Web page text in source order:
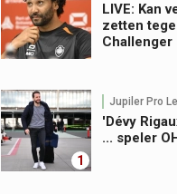
LIVE: Kan
zetten
Challenger
1
Jupiler Pro
'Dévy
... speler